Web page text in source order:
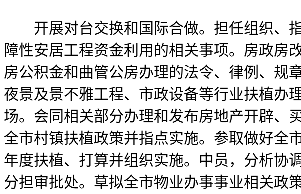
开展对台交换和国际合做。担任组织、指
障性安居工程资金利用的相关事项。房政房
房公积金和曲管公房办理的法令、律例、规
夜景及景不雅工程、市政设备等行业扶植办
场。会同相关部分办理和发布房地产开辟、
全市村镇扶植政策并指点实施。参取做好全
年度扶植、打算并组织实施。中员，分析协
分担审批处。草拟全市物业办事事业相关政